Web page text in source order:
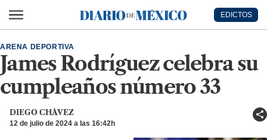
Diario de México
EDICTOS
James Rodríguez celebra su
cumpleaños número 33
ARENA DEPORTIVA
DIEGO CHÁVEZ
12 de julio de 2024 a las 16:42h